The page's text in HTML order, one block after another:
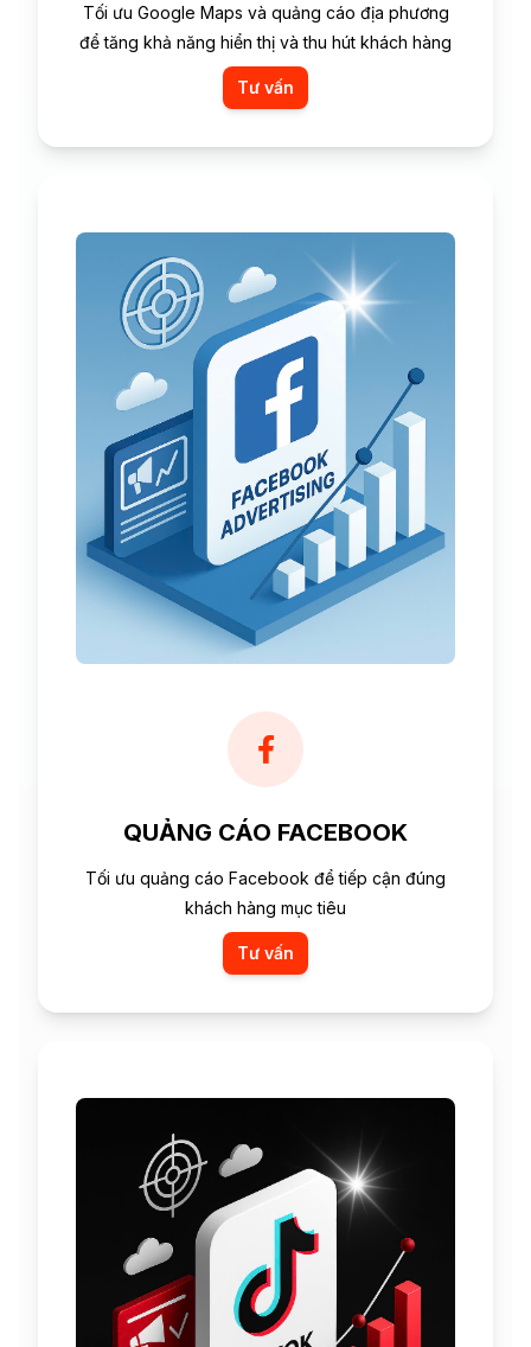
Tối ưu Google Maps và quảng cáo địa phương
để tăng khả năng hiển thị và thu hút khách hàng
Tư vấn
QUẢNG CÁO FACEBOOK
Tối ưu quảng cáo Facebook để tiếp cận đúng
khách hàng mục tiêu
Tư vấn